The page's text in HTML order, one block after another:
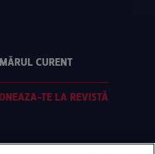
CURENT
TE LA REVISTĂ